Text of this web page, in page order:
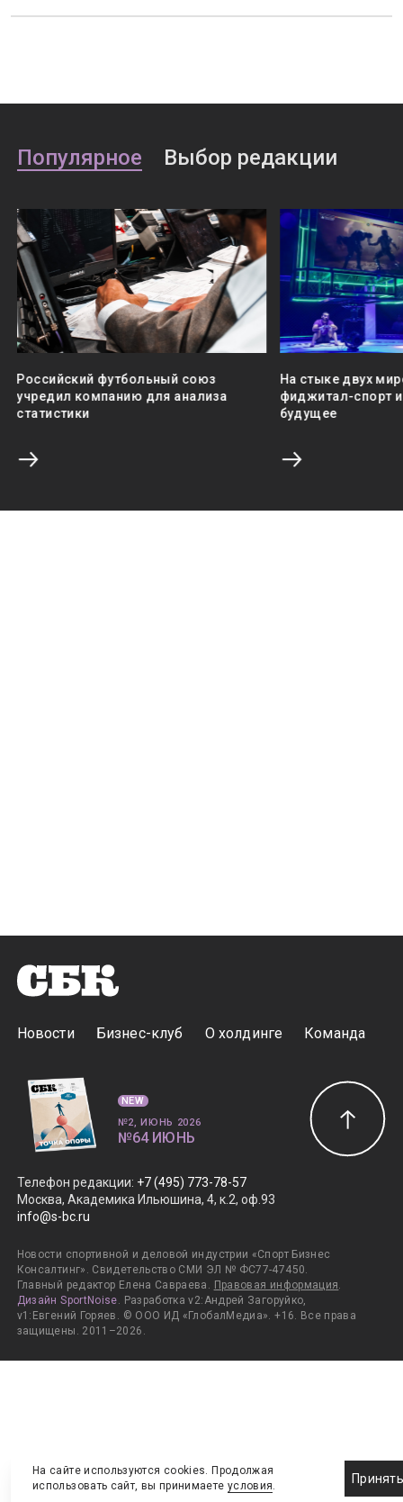
Популярное Выбор редакции
Российский футбольный союз
учредил компанию для анализа
статистики
На стыке двух
фиджитал-спорт
будущее
Новости Бизнес-клуб О холдинге Команда
Телефон редакции: +7 (495) 773-78-57
Москва, Академика Ильюшина, 4, к.2, оф.93
info@s-bc.ru
Новости спортивной и деловой индустрии «Спорт Бизнес
Консалтинг». Свидетельство СМИ ЭЛ № ФС77-47450.
Главный редактор Елена Савраева. Правовая информация.
Дизайн SportNoise. Разработка v2:Андрей Загоруйко,
v1:Евгений Горяев. © ООО ИД «ГлобалМедиа». +16. Все права
защищены. 2011–2026.
NEW
№2, ИЮНЬ 2026
№64 ИЮНЬ
На сайте используются cookies. Продолжая
использовать сайт, вы принимаете условия.
Принять